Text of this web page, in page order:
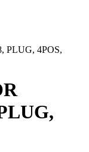
PLUG, 4POS,